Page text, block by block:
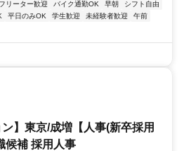
フリーター歓迎 バイク通勤OK 早朝
シフト自由
平日のみOK 学生歓迎 未経験者歓迎
午前
ン】東京/成増【人事(新卒採用
候補 採用人事